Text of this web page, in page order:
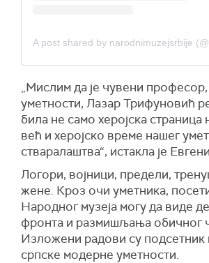
„Мислим да је чувени
уметности, Лазар Трифуновић
била не само херојска страница
већ и херојско време нашег
стваралаштва“, истакла је
Логори, војници, предели,
жене. Кроз очи уметника,
Народног музеја могу да виде
фронта и размишљања обичног
Изложени радови су подсетник
српске модерне уметности.